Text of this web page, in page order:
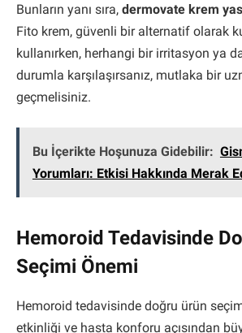
Bunların yanı sıra, dermovate krem
Fito krem, güvenli bir alternatif olarak
kullanırken, herhangi bir irritasyon ya
durumla karşılaşırsanız, mutlaka bir
geçmelisiniz.
Bu İçerikte Hoşunuza Gidebilir:
Yorumları: Etkisi Hakkında Merak
Hemoroid Tedavisinde
Seçimi Önemi
Hemoroid tedavisinde doğru ürün
etkinliği ve hasta konforu açısından